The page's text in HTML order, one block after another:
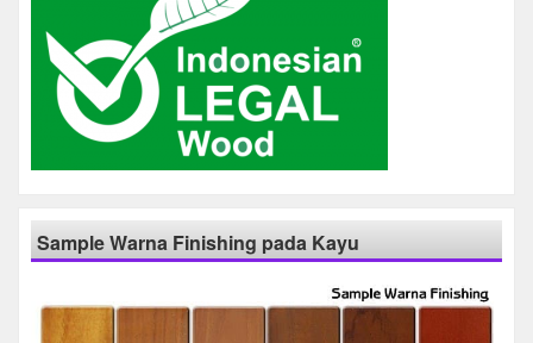
Sample Warna Finishing pada Kayu